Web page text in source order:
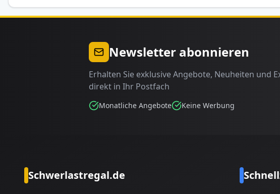
Newsletter abonnieren
Erhalten Sie exklusive Angebote, Neuheiten und
direkt in Ihr Postfach
Monatliche Angebote Keine Werbung
Schwerlastregal.de